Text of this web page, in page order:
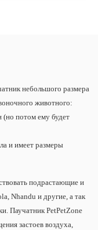
небольшого размера
животного:
(но потом ему будет
и имеет размеры
подрастающие и
Nhandu и другие, а так
Паучатник PetPetZone
застоев воздуха,